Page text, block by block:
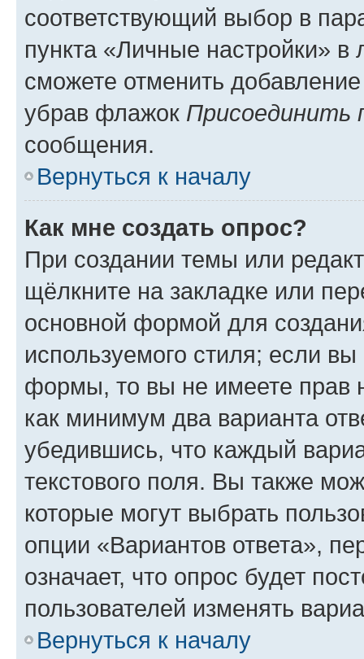
соответствующий выбор в
пункта «Личные настройки»
сможете отменить
убрав флажок Присоединить
сообщения.
Вернуться к началу
Как мне создать опрос?
При создании темы или
щёлкните на закладке или
основной формой для
используемого стиля; если
формы, то вы не имеете прав
как минимум два варианта
убедившись, что каждый
текстового поля. Вы также
которые могут выбрать
опции «Вариантов ответа»,
означает, что опрос будет
пользователей изменять
Вернуться к началу